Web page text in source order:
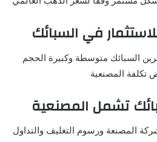
في السبائك
السبائك متوسطة وكبيرة الحجم
تكلفة المصنعية
تشمل المصنعية
المصنعة ورسوم التغليف والتداول